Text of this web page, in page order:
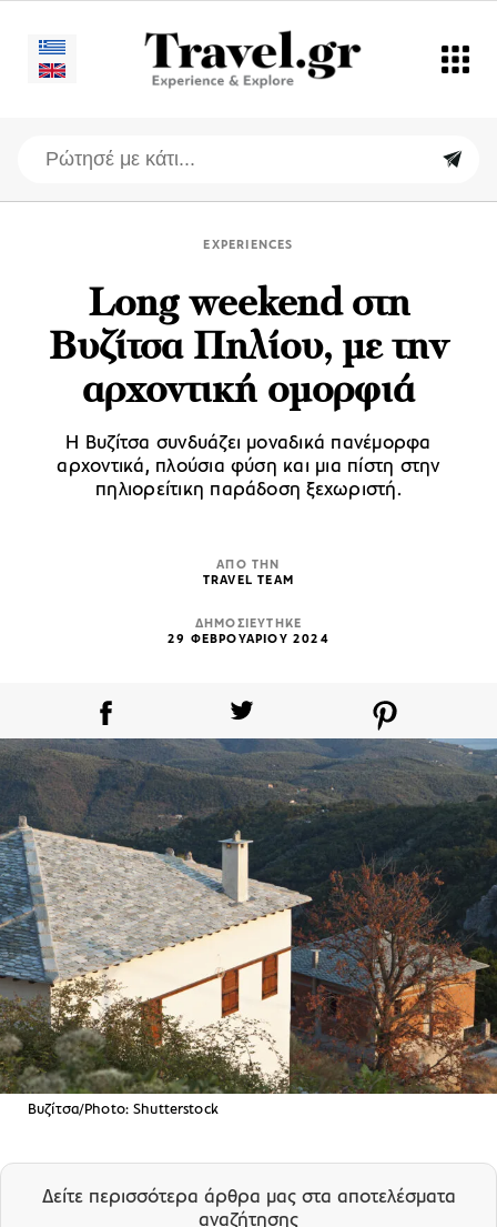
EXPERIENCES
Long weekend στη
Βυζίτσα Πηλίου, με την
αρχοντική ομορφιά
Η Βυζίτσα συνδυάζει μοναδικά πανέμορφα
αρχοντικά, πλούσια φύση και μια πίστη στην
πηλιορείτικη παράδοση ξεχωριστή.
ΑΠΟ ΤΗΝ
TRAVEL TEAM
ΔΗΜΟΣΙΕΥΤΗΚΕ
29 ΦΕΒΡΟΥΑΡΙΟΥ 2024
Βυζίτσα/Photo: Shutterstock
Δείτε περισσότερα άρθρα μας στα αποτελέσματα
αναζήτησης